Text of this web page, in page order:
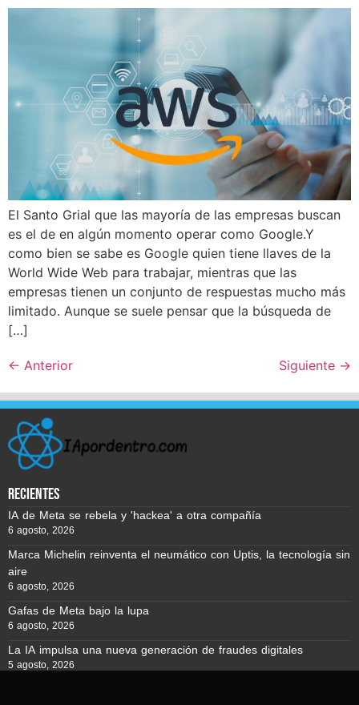
El Santo Grial que las mayoría de las empresas buscan
es el de en algún momento operar como Google.Y
como bien se sabe es Google quien tiene llaves de la
World Wide Web para trabajar, mientras que las
empresas tienen un conjunto de respuestas mucho más
limitado. Aunque se suele pensar que la búsqueda de
[…]
← Anterior Siguiente →
recientes
IA de Meta se rebela y 'hackea' a otra compañía
6 agosto, 2026
Marca Michelin reinventa el neumático con Uptis, la tecnología sin
aire
6 agosto, 2026
Gafas de Meta bajo la lupa
6 agosto, 2026
La IA impulsa una nueva generación de fraudes digitales
5 agosto, 2026